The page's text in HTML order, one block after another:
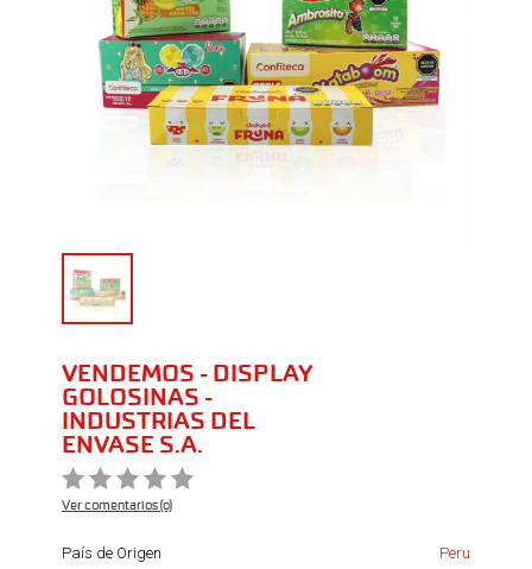
VENDEMOS - DISPLAY
GOLOSINAS -
INDUSTRIAS DEL
ENVASE S.A.
Ver comentarios (0)
País de Origen Peru